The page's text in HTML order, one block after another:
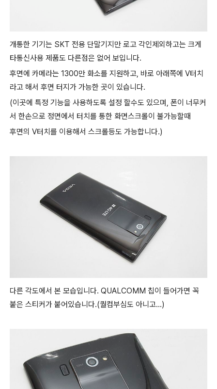
개통한 기기는 SKT 전용 단말기지만 로고 각인제외하고는 크게
타통신사용 제품도 다른점은 없어 보입니다.
후면에 카메라는 1300만 화소를 지원하고, 바로 아래쪽에 V터치
라고 해서 후면 터지가 가능한 곳이 있습니다.
(이곳에 특정 기능을 사용하도록 설정 할수도 있으며, 폰이 너무커
서 한손으로 정면에서 터치를 통한 화면스크롤이 불가능할때
후면의 V터치를 이용해서 스크롤등도 가능합니다.)
다른 각도에서 본 모습입니다. QUALCOMM 칩이 들어가면 꼭
붙은 스티커가 붙어있습니다.(퀄컴부심도 아니고...)